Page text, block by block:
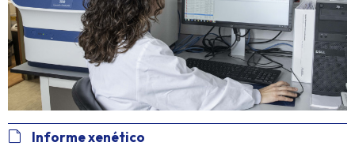
Informe xenético